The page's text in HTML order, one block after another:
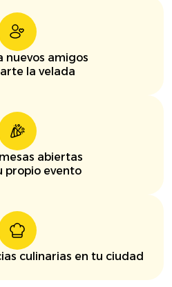
nuevos amigos
la velada
abiertas
propio evento
culinarias en tu ciudad